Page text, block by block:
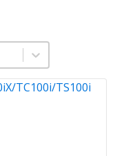
TC100i/TS100i